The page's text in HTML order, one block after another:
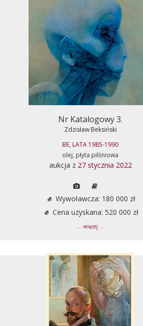
Nr Katalogowy 3.
Zdzisław Beksiński
BE, LATA 1985-1990
olej, płyta pilśniowa
aukcja z 27 stycznia 2022
Wywoławcza: 180 000 zł
Cena uzyskana: 520 000 zł
... więcej ...